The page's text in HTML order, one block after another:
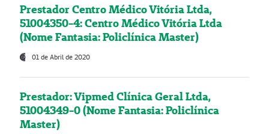
Prestador Centro Médico Vitória Ltda,
51004350-4: Centro Médico Vitória Ltda
(Nome Fantasia: Policlínica Master)
01 de Abril de 2020
Prestador: Vipmed Clínica Geral Ltda,
51004349-0 (Nome Fantasia: Policlínica
Master)